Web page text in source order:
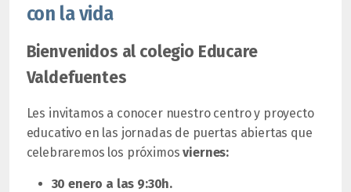
con la vida
Bienvenidos al colegio Educare
Valdefuentes
Les invitamos a conocer nuestro centro y proyecto
educativo en las jornadas de puertas abiertas que
celebraremos los próximosviernes:
30 enero a las 9:30h.